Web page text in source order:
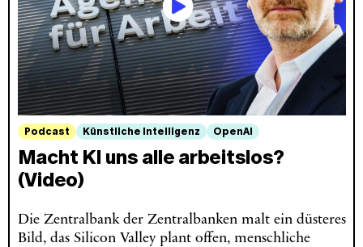
Podcast Künstliche Intelligenz OpenAI
Macht KI uns alle arbeitslos?
(Video)
Die Zentralbank der Zentralbanken malt ein düsteres
Bild, das Silicon Valley plant offen, menschliche